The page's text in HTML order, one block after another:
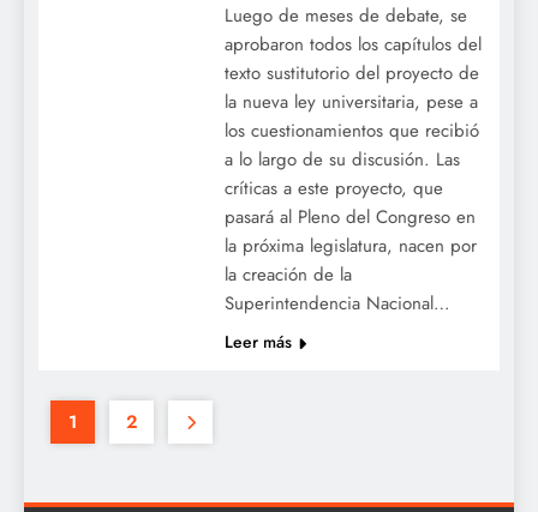
Luego de meses de debate, se
aprobaron todos los capítulos del
texto sustitutorio del proyecto de
la nueva ley universitaria, pese a
los cuestionamientos que recibió
a lo largo de su discusión. Las
críticas a este proyecto, que
pasará al Pleno del Congreso en
la próxima legislatura, nacen por
la creación de la
Superintendencia Nacional…
Leer más
1 2